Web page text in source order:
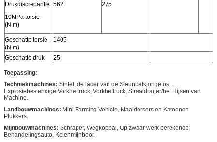
Drukdiscrepantie
10MPa torsie
(N.m)
562 275
Geschatte torsie
(N.m)
1405
Geschatte druk
(MPa)
25
Maximum druk
(MPa)
Geschatte
snelheid (r/min)
90
Snelheidswaaier
(r/min)
0-200
Toepassing:
Techniekmachines: Sintel, de lader van de Steunbalkjonge os,
Explosiebestendige Vorkheftruck, Vorkheftruck, Straaldrager/het Hijsen van
Machine.
Landbouwmachines: Mini Farming Vehicle, Maaidorsers en Katoenen
Plukkers.
Mijnbouwmachines: Schraper, Wegkopbal, Op zwaar werk berekende
Behandelingsauto, Kolenmijnboor.